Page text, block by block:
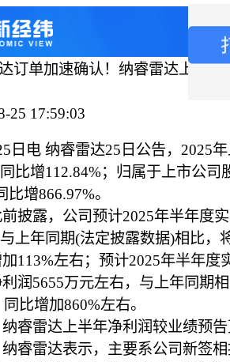
订单加速确认！纳睿雷达上半年
25 17:59:03
电 纳睿雷达25日公告，2025年
比增112.84%；归属于上市公司
增866.97%。
露，公司预计2025年半年度
上年同期(法定披露数据)相比，
113%左右；预计2025年半年度
润5655万元左右，与上年同期
比增加860%左右。
雷达上半年净利润较业绩预告
雷达表示，主要系公司新签相